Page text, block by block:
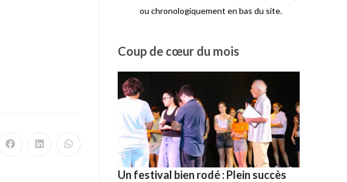
Ouvrir
Ouvrir
Ouvrir
ou chronologiquement en bas du site.
Coup de cœur du mois
Un festival bien rodé : Plein succès